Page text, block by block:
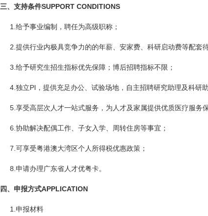
三、 支持条件SUPPORT CONDITIONS
1. 给予事业编制，聘任为高级职称；
2. 提供行业内极具竞争力的的年薪、安家费、科研启动费等配套
3. 给予研究生招生指标优先保障；博后招聘指标不限；
4. 独立PI ，提供充足办公、试验场地，自主招聘研究助理及科研助
5. 享受高层次人才一站式服务，为人才及家属提供优质医疗服务
6. 协助解决配偶工作、子女入学、周转住房等事宜；
7. 可享受粤港澳大湾区个人所得税优惠政策；
8. 申请办理广东省人才优粤卡。
四、 申报方式APPLICATION
1. 申报材料